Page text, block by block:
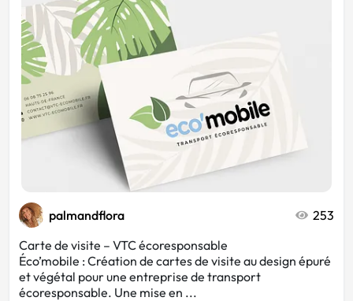
palmandflora
253
Carte de visite – VTC écoresponsable
Éco’mobile : Création de cartes de visite au design épuré
et végétal pour une entreprise de transport
écoresponsable. Une mise en ...